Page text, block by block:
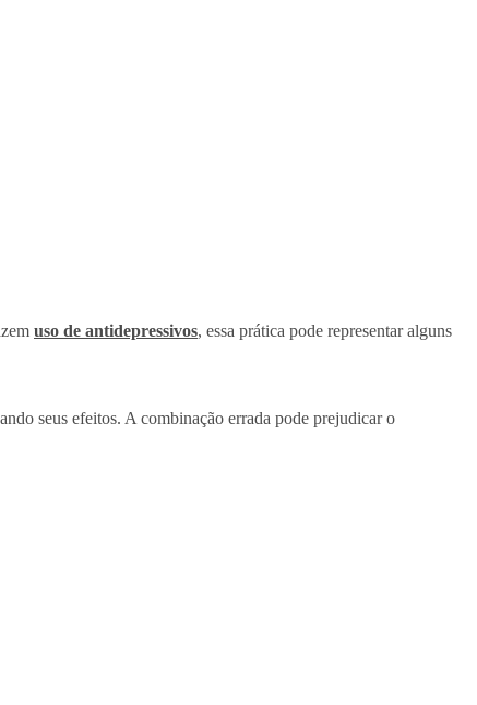
uso de antidepressivos, essa prática pode representar alguns
seus efeitos. A combinação errada pode prejudicar o